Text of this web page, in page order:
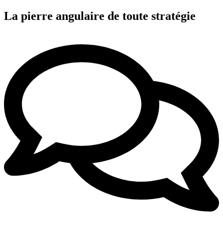
La pierre angulaire de toute stratégie